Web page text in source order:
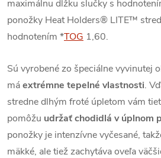
maximálnu dĺžku slučky s
ponožky Heat Holders® LITE™
hodnotením *TOG 1,60.
Sú vyrobené zo špeciálne vyvinutej
máextrémne tepelné vlastnosti.
stredne dlhým froté úpletom vám
pomôžu udržať chodidlá v úplnom
ponožky je intenzívne vyčesané,
mäkké, ale tiež zachytáva oveľa